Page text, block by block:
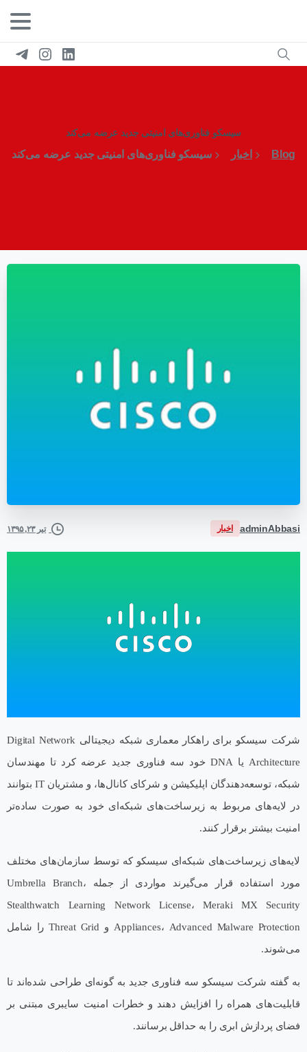
سیسکو فناوری‌های امنیتی جدید عرضه می‌کند
Blog اخبار سیسکو فناوری‌های امنیتی جدید عرضه می‌کند
adminAbbasi اخبار تیر ۲۳, ۱۳۹۵
شرکت سیسکو برای راهکار معماری شبکه دیجیتالی Digital Network
Architecture یا DNA خود سه فناوری جدید عرضه کرد تا مهندسان
شبکه، توسعه‌‌دهندگان اپلیکیشن و شرکای کانال‌ها، و مشتریان IT بتوانند
در لایه‌های مربوط به زیرساخت‌های شبکه‌ای خود به صورت ساده‌تر
امنیت بیشتر برقرار کنند.
لایه‌های زیرساخت‌های شبکه‌ای سیسکو که توسط سازمان‌های مختلف
مورد استفاده قرار می‌گیرند مواردی از جمله Umbrella Branch،
Stealthwatch Learning Network License، Meraki MX Security
Appliances، Advanced Malware Protection و Threat Grid را شامل
می‌شوند.
به گفته شرکت سیسکو سه فناوری جدید به گونه‌ای طراحی شده‌اند تا
قابلیت‌های همراه را افزایش دهند و خطرات امنیت سایبری مبتنی بر
فضای پردازش ابری را به حداقل برسانند.